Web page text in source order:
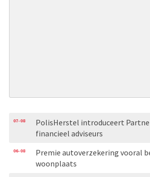
07-08
PolisHerstel introduceert
financieel adviseurs
06-08
Premie autoverzekering vooral
woonplaats